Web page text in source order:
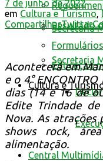
Resultado
Educação
Cultura e
Secretaria
Secretaria
Central
7 de junho de 2022
em Cultura e Turismo,
CompartilharTwittar
Acontecerá em
e o 4° ENCONTRO
dias (14 e 16 de
Edite Trindade
Nova. As
shows rock,
alimentação.